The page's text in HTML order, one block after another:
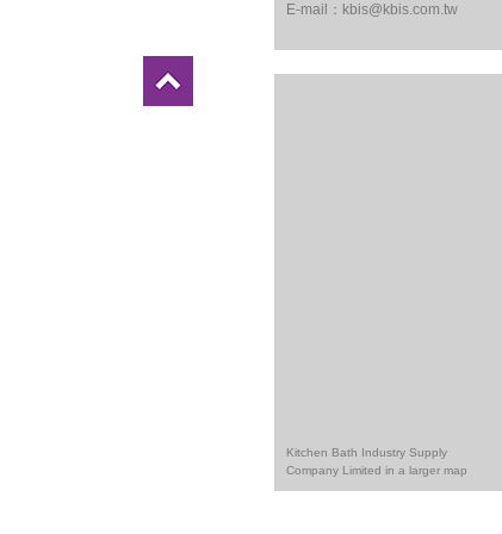
E-mail： kbis@kbis.com.tw
Kitchen Bath Industry Supply
Company Limited in a larger map